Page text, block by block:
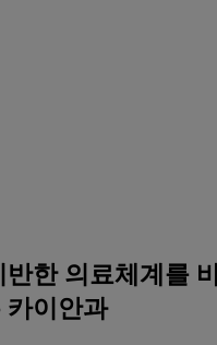
한 의료체계를
카이안과